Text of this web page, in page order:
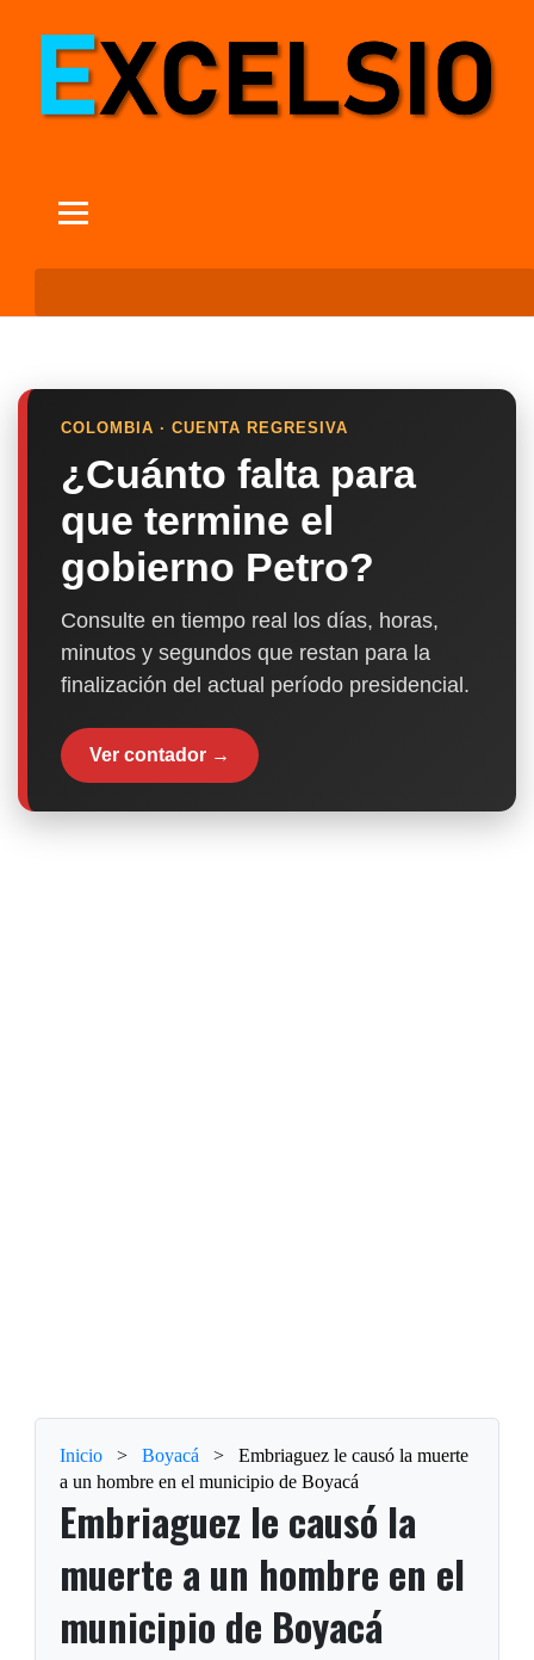
COLOMBIA · CUENTA REGRESIVA
¿Cuánto falta para
que termine el
gobierno Petro?
Consulte en tiempo real los días, horas,
minutos y segundos que restan para la
finalización del actual período presidencial.
Ver contador →
Inicio > Boyacá >
Embriaguez le causó la muerte
a un hombre en el municipio de Boyacá
Embriaguez le causó la
muerte a un hombre en el
municipio de Boyacá